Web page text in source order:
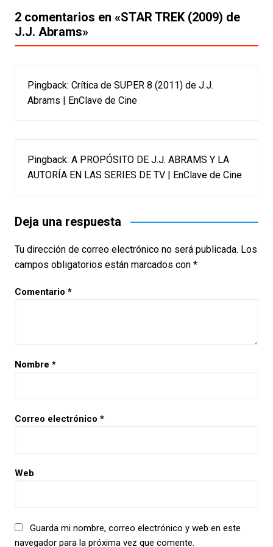
entradas
2 comentarios en «STAR TREK (2009) de
J.J. Abrams»
Pingback: Crítica de SUPER 8 (2011) de J.J.
Abrams | EnClave de Cine
Pingback: A PROPÓSITO DE J.J. ABRAMS Y LA
AUTORÍA EN LAS SERIES DE TV | EnClave de Cine
Deja una respuesta
Tu dirección de correo electrónico no será publicada. Los
campos obligatorios están marcados con *
Comentario *
Nombre *
Correo electrónico *
Web
Guarda mi nombre, correo electrónico y web en este
navegador para la próxima vez que comente.